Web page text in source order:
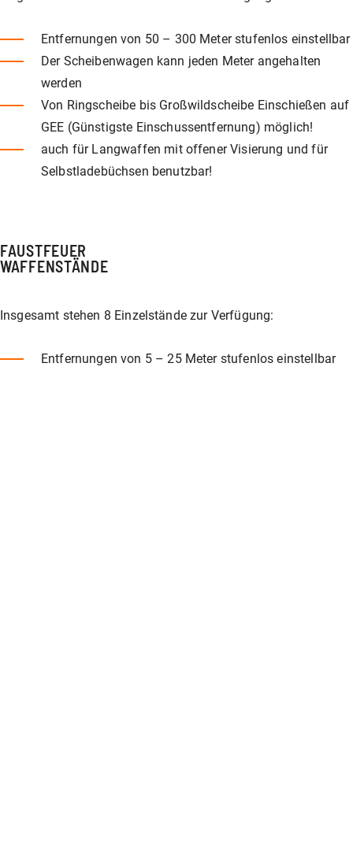
Entfernungen von 50 – 300 Meter stufenlos einstellbar
Der Scheibenwagen kann jeden Meter angehalten
werden
Von Ringscheibe bis Großwildscheibe Einschießen auf
GEE (Günstigste Einschussentfernung) möglich!
auch für Langwaffen mit offener Visierung und für
Selbstladebüchsen benutzbar!
FAUSTFEUER
WAFFENSTÄNDE
Insgesamt stehen 8 Einzelstände zur Verfügung:
Entfernungen von 5 – 25 Meter stufenlos einstellbar